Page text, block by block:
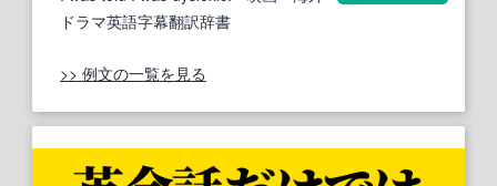
ドラマ英語字幕翻訳辞書
>> 例文の一覧を見る